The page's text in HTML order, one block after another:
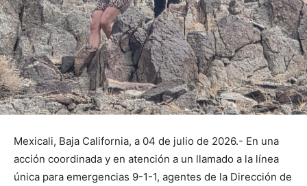
Mexicali, Baja California, a 04 de julio de 2026.- En una
acción coordinada y en atención a un llamado a la línea
única para emergencias 9-1-1, agentes de la Dirección de